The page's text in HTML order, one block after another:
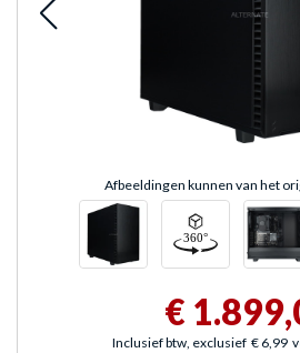
Afbeeldingen kunnen van het
€
Inclusief btw, exclusief € 6,99